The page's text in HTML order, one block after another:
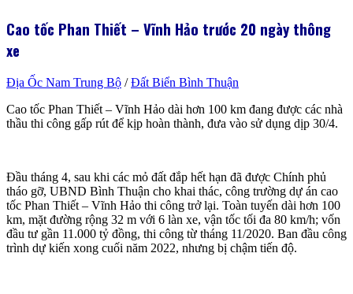
Cao tốc Phan Thiết – Vĩnh Hảo trước 20 ngày thông
xe
Địa Ốc Nam Trung Bộ /Đất Biển Bình Thuận
Cao tốc Phan Thiết – Vĩnh Hảo dài hơn 100 km đang được các nhà
thầu thi công gấp rút để kịp hoàn thành, đưa vào sử dụng dịp 30/4.
Đầu tháng 4, sau khi các mỏ đất đắp hết hạn đã được Chính phủ
tháo gỡ, UBND Bình Thuận cho khai thác, công trường dự án cao
tốc Phan Thiết – Vĩnh Hảo thi công trở lại. Toàn tuyến dài hơn 100
km, mặt đường rộng 32 m với 6 làn xe, vận tốc tối đa 80 km/h; vốn
đầu tư gần 11.000 tỷ đồng, thi công từ tháng 11/2020. Ban đầu công
trình dự kiến xong cuối năm 2022, nhưng bị chậm tiến độ.